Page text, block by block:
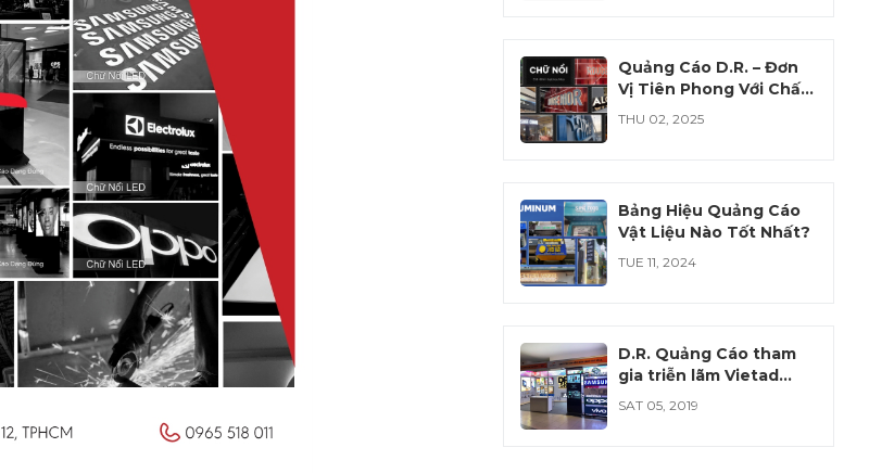
Quảng Cáo D.R. – Đơn
Vị Tiên Phong Với Chất
Liệu Cao Cấp, Đa Dạng
Và Hiện Đại
THU 02, 2025
Bảng Hiệu Quảng Cáo
Vật Liệu Nào Tốt Nhất?
TUE 11, 2024
D.R. Quảng Cáo tham
gia triễn lãm Vietad
8/2018
SAT 05, 2019